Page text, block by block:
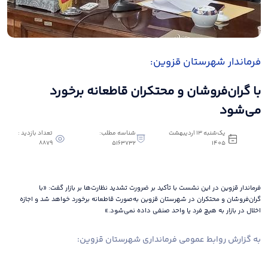
فرماندار شهرستان قزوین:
با گران‌فروشان و محتکران قاطعانه برخورد
می‌شود
یک‌شنبه 13 اردیبهشت
1405
شناسه مطلب:
5163732
تعداد بازدید :
8879
فرماندار قزوین در این نشست با تأکید بر ضرورت تشدید نظارت‌ها بر بازار گفت: «با
گران‌فروشان و محتکران در شهرستان قزوین به‌صورت قاطعانه برخورد خواهد شد و اجازه
اخلال در بازار به هیچ فرد یا واحد صنفی داده نمی‌شود.»
به گزارش روابط عمومی فرمانداری شهرستان قزوین: